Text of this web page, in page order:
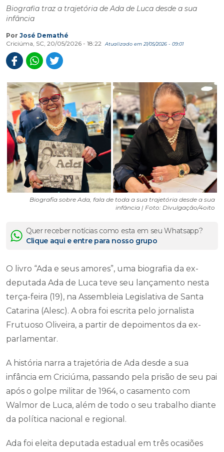
Biografia traz a trajetória de Ada de Luca desde a sua
infância
Por José Demathé
Criciúma, SC, 20/05/2026 - 18:22
Atualizado em 21/05/2026 - 09:01
Biografia sobre Ada, fala de toda a sua trajetória desde a sua
infância | Foto: Divulgação/4oito
Quer receber notícias como esta em seu Whatsapp?
Clique aqui e entre para nosso grupo
O livro “Ada e seus amores”, uma biografia da ex-
deputada Ada de Luca teve seu lançamento nesta
terça-feira (19), na Assembleia Legislativa de Santa
Catarina (Alesc). A obra foi escrita pelo jornalista
Frutuoso Oliveira, a partir de depoimentos da ex-
parlamentar.
A história narra a trajetória de Ada desde a sua
infância em Criciúma, passando pela prisão de seu pai
após o golpe militar de 1964, o casamento com
Walmor de Luca, além de todo o seu trabalho diante
da política nacional e regional.
Ada foi eleita deputada estadual em três ocasiões